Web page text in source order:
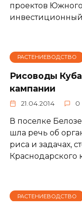
проектов
инвестиционный
РАСТЕНИЕВОДСТВО
Рисоводы
кампании
21.04.2014 0
В поселке
шла речь об
риса и задачах,
Краснодарского
РАСТЕНИЕВОДСТВО